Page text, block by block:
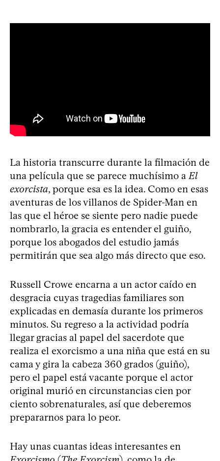
La historia transcurre durante la filmación de
una película que se parece muchísimo a El
exorcista, porque esa es la idea. Como en esas
aventuras de los villanos de Spider-Man en
las que el héroe se siente pero nadie puede
nombrarlo, la gracia es entender el guiño,
porque los abogados del estudio jamás
permitirán que sea algo más directo que eso.
Russell Crowe encarna a un actor caído en
desgracia cuyas tragedias familiares son
explicadas en demasía durante los primeros
minutos. Su regreso a la actividad podría
llegar gracias al papel del sacerdote que
realiza el exorcismo a una niña que está en su
cama y gira la cabeza 360 grados (guiño),
pero el papel está vacante porque el actor
original murió en circunstancias cien por
ciento sobrenaturales, así que deberemos
prepararnos para lo peor.
Hay unas cuantas ideas interesantes en